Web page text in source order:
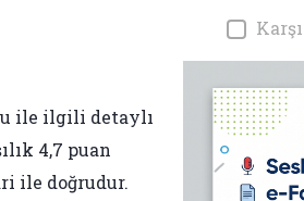
ile ilgili detaylı
4,7 puan
ile doğrudur.